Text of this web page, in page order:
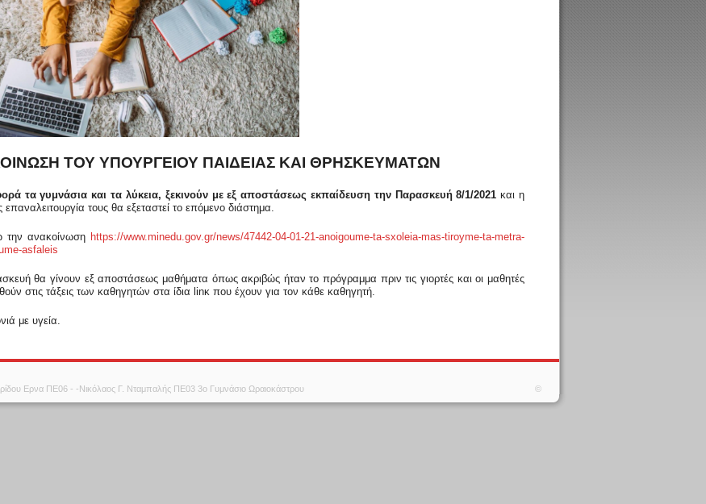
ΤΟΥ ΥΠΟΥΡΓΕΙΟΥ ΠΑΙΔΕΙΑΣ ΚΑΙ ΘΡΗΣΚΕΥΜΑΤΩΝ
τα γυμνάσια και τα λύκεια, ξεκινούν με εξ αποστάσεως εκπαίδευση την Παρασκευή 8/1/2021 και η
επαναλειτουργία τους θα εξεταστεί το επόμενο διάστημα.
την ανακοίνωση https://www.minedu.gov.gr/news/47442-04-01-21-anoigoume-ta-sxoleia-mas-tiroyme-ta-metra-
asfaleis
θα γίνουν εξ αποστάσεως μαθήματα όπως ακριβώς ήταν το πρόγραμμα πριν τις γιορτές και οι μαθητές
στις τάξεις των καθηγητών στα ίδια linκ που έχουν για τον κάθε καθηγητή.
με υγεία.
Ερνα ΠΕ06 - -Νικόλαος Γ. Νταμπαλής ΠΕ03 3ο Γυμνάσιο Ωραιοκάστρου ©